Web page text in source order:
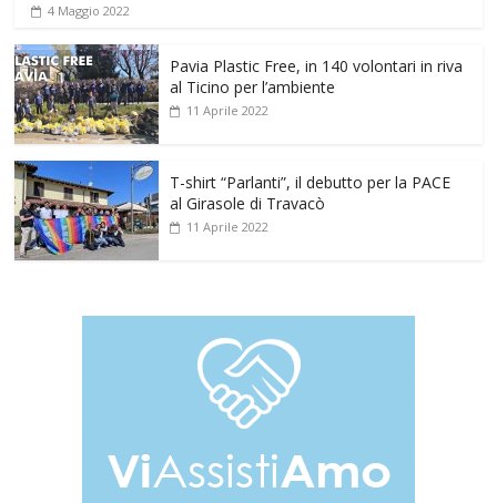
4 Maggio 2022
Pavia Plastic Free, in 140 volontari in riva
al Ticino per l’ambiente
11 Aprile 2022
T-shirt “Parlanti”, il debutto per la PACE
al Girasole di Travacò
11 Aprile 2022